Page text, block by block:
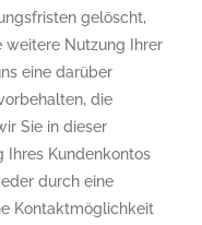
gelöscht,
weitere Nutzung Ihrer
eine darüber
die
Sie in dieser
Ihres Kundenkontos
durch eine
Kontaktmöglichkeit